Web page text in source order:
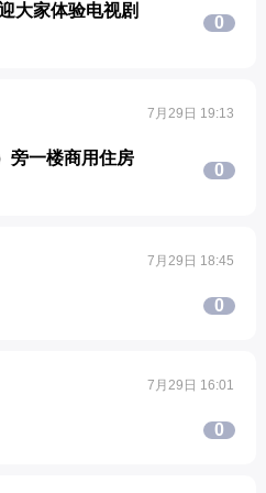
大家体验电视剧
0
7月29日 19:13
旁一楼商用住房
0
7月29日 18:45
0
7月29日 16:01
0